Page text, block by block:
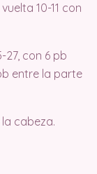
10-11 con
con 6 pb
entre la parte
cabeza.